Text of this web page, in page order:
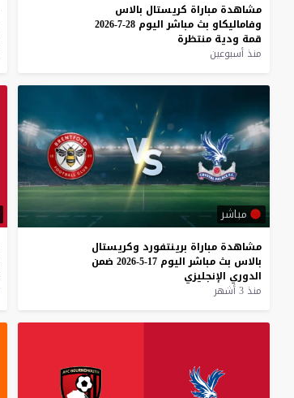
مشاهدة مباراة كريستال بالاس
وفاماليكاو بث مباشر اليوم 28-7-2026
قمة ودية منتظرة
منذ أسبوعين
مباشر
مشاهدة مباراة برينتفورد وكريستال
بالاس بث مباشر اليوم 17-5-2026
ضمن
الدوري الإنجليزي
منذ 3 أشهر